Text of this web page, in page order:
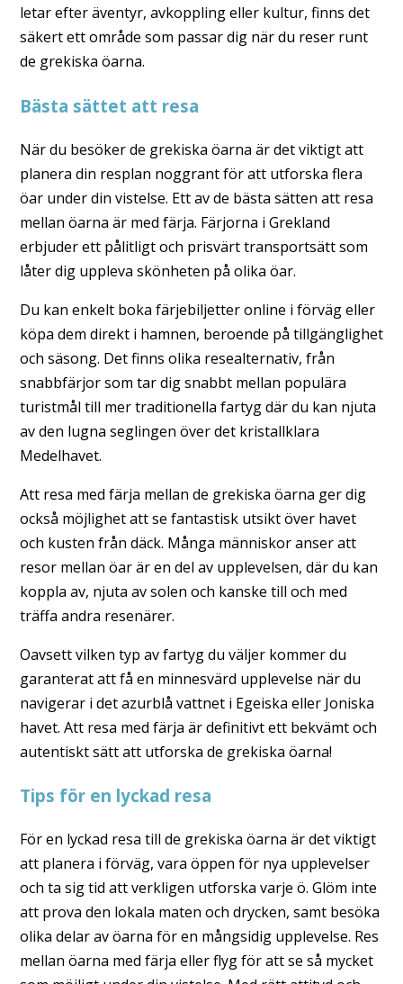
letar efter äventyr, avkoppling eller kultur, finns det
säkert ett område som passar dig när du reser runt
de grekiska öarna.
Bästa sättet att resa
När du besöker de grekiska öarna är det viktigt att
planera din resplan noggrant för att utforska flera
öar under din vistelse. Ett av de bästa sätten att resa
mellan öarna är med färja. Färjorna i Grekland
erbjuder ett pålitligt och prisvärt transportsätt som
låter dig uppleva skönheten på olika öar.
Du kan enkelt boka färjebiljetter online i förväg eller
köpa dem direkt i hamnen, beroende på tillgänglighet
och säsong. Det finns olika resealternativ, från
snabbfärjor som tar dig snabbt mellan populära
turistmål till mer traditionella fartyg där du kan njuta
av den lugna seglingen över det kristallklara
Medelhavet.
Att resa med färja mellan de grekiska öarna ger dig
också möjlighet att se fantastisk utsikt över havet
och kusten från däck. Många människor anser att
resor mellan öar är en del av upplevelsen, där du kan
koppla av, njuta av solen och kanske till och med
träffa andra resenärer.
Oavsett vilken typ av fartyg du väljer kommer du
garanterat att få en minnesvärd upplevelse när du
navigerar i det azurblå vattnet i Egeiska eller Joniska
havet. Att resa med färja är definitivt ett bekvämt och
autentiskt sätt att utforska de grekiska öarna!
Tips för en lyckad resa
För en lyckad resa till de grekiska öarna är det viktigt
att planera i förväg, vara öppen för nya upplevelser
och ta sig tid att verkligen utforska varje ö. Glöm inte
att prova den lokala maten och drycken, samt besöka
olika delar av öarna för en mångsidig upplevelse. Res
mellan öarna med färja eller flyg för att se så mycket